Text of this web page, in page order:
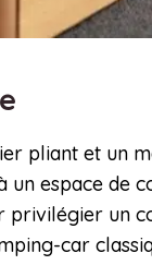
pliant et un
un espace de
privilégier un
car